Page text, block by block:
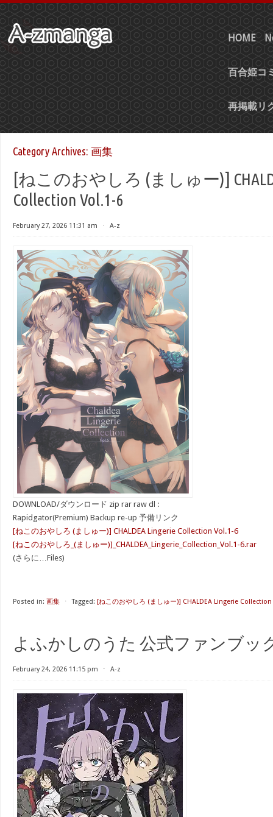
HOME
百合姫コ
再掲載リ
Category Archives: 画集
[ねこのおやしろ (ましゅー)]
Collection Vol.1-6
February 27, 2026 11:31 am ⋅ A-z
DOWNLOAD/ダウンロード zip rar raw dl :
Rapidgator(Premium) Backup re-up 予備リンク
[ねこのおやしろ (ましゅー)] CHALDEA Lingerie Collection Vol.1-6
[ねこのおやしろ_(ましゅー)]_CHALDEA_Lingerie_Collection_Vol.1-6.rar
(さらに…Files)
Posted in: 画集 ⋅ Tagged: [ねこのおやしろ (ましゅー)] CHALDEA Lingerie
よふかしのうた 公式ファンブッ
February 24, 2026 11:15 pm ⋅ A-z